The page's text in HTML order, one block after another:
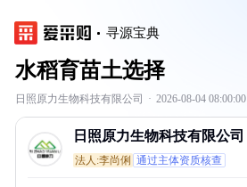
寻源宝典
水稻育苗土选择
日照原力生物科技有限公司 · 2026-08-04 08:00:00
日照原力生物科技有限公司
法人:李尚俐 通过主体资质核查